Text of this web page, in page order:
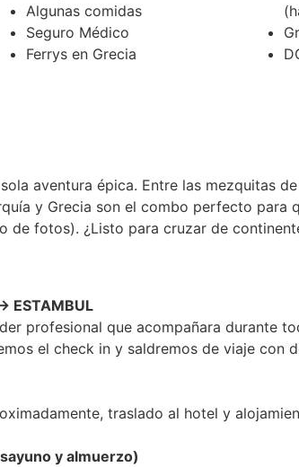
Algunas comidas
Seguro Médico
Ferrys en Grecia
aventura épica. Entre las mezquitas
y Grecia son el combo perfecto
de fotos). ¿Listo para cruzar de
ESTAMBUL
profesional que acompañara durante
el check in y saldremos de viaje con
traslado al hotel y
y almuerzo)